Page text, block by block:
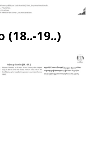
(18..-19..)